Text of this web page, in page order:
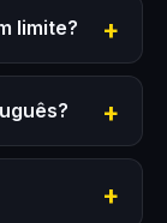
limite?